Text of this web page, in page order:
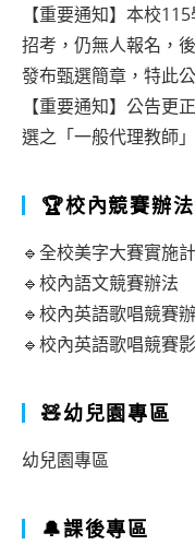
華
附
小
111
年
度
下
學
期
習
第
【重要通知】本校
招考，仍無人報名，
發布甄選簡章，特此
【重要通知】公告更
選之「一般代理教師
🏆校內競賽辦法
🔹全校美字大賽實施
🔹校內語文競賽辦法
🔹校內英語歌唱競賽
🔹校內英語歌唱競賽
🧸幼兒園專區
幼兒園專區
🔔課後專區